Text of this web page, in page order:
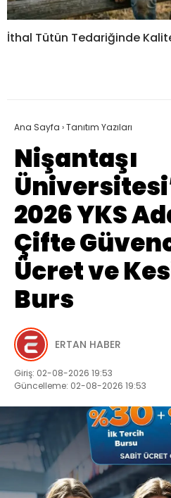
İthal Tütün Tedariğinde
Ana Sayfa ›Tanıtım Yazıları
Nişantaşı
2026 YKS
Çifte
Ücret ve
Burs
ERTAN HABER
Giriş: 02-08-2026 19:53
Güncelleme: 02-08-2026 19:53